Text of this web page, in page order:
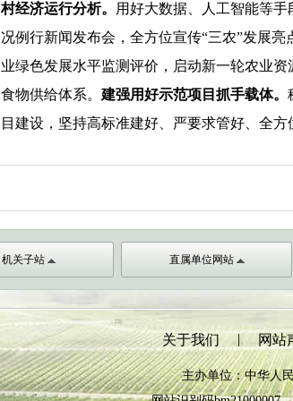
村经济运行分析。 用好大数据、人工智能等手
况例行新闻发布会，全方位宣传“三农”发展亮
业绿色发展水平监测评价，启动新一轮农业资
食物供给体系。 建强用好示范项目抓手载体。
目建设，坚持高标准建好、严要求管好、全
机关子站 直属单位网站
关于我们 | 网站
主办单位：中华人